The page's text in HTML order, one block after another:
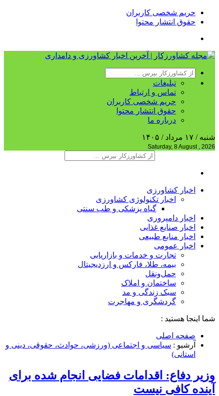
حریم شخصی کاربران
حقوق انتشار محتوا
تبلیغات
تماس و ارتباط
حریم شخصی کاربران
حقوق انتشار محتوا
درباره ما
شنبه / ۱۷ مرداد / ۱۴۰۵
Saturday, 8 August , 2026
اخبار کشاورزی
اخبار تکنولوژی کشاورزی
گیاه پزشکی و طب سنتی
اخبار دامپروری
اخبار صنایع غذایی
اخبار منابع طبیعی
اخبار عمومی
تجارت و خدمات و بازاریابی
بیمه، طلا، فارکس و ارزدیجیتال
حمل‌و‌نقل
ساختمان و املاک
سبک زندگی و مد
گردشگری و مهاجرت
شما اینجا هستید :
صفحه اصلی
آرشیو : سیاسی و اجتماعی (ورزشی، حوادث، حقوقی، دینی و
استانی)
وزیر دفاع: اقدامات فضایی انجام شده برای
آینده کافی نیست